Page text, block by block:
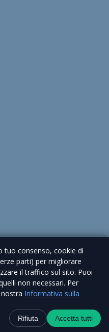
02225630462 |
tuo consenso, cookie di
parti) per migliorare
il traffico sul sito. Puoi
non necessari. Per
Informativa sulla
Rifiuta Accetta tutti
WhatsApp Canale